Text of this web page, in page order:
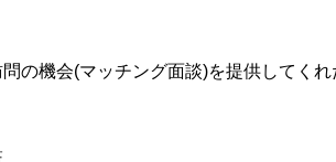
の機会(マッチング面談)を提供してく